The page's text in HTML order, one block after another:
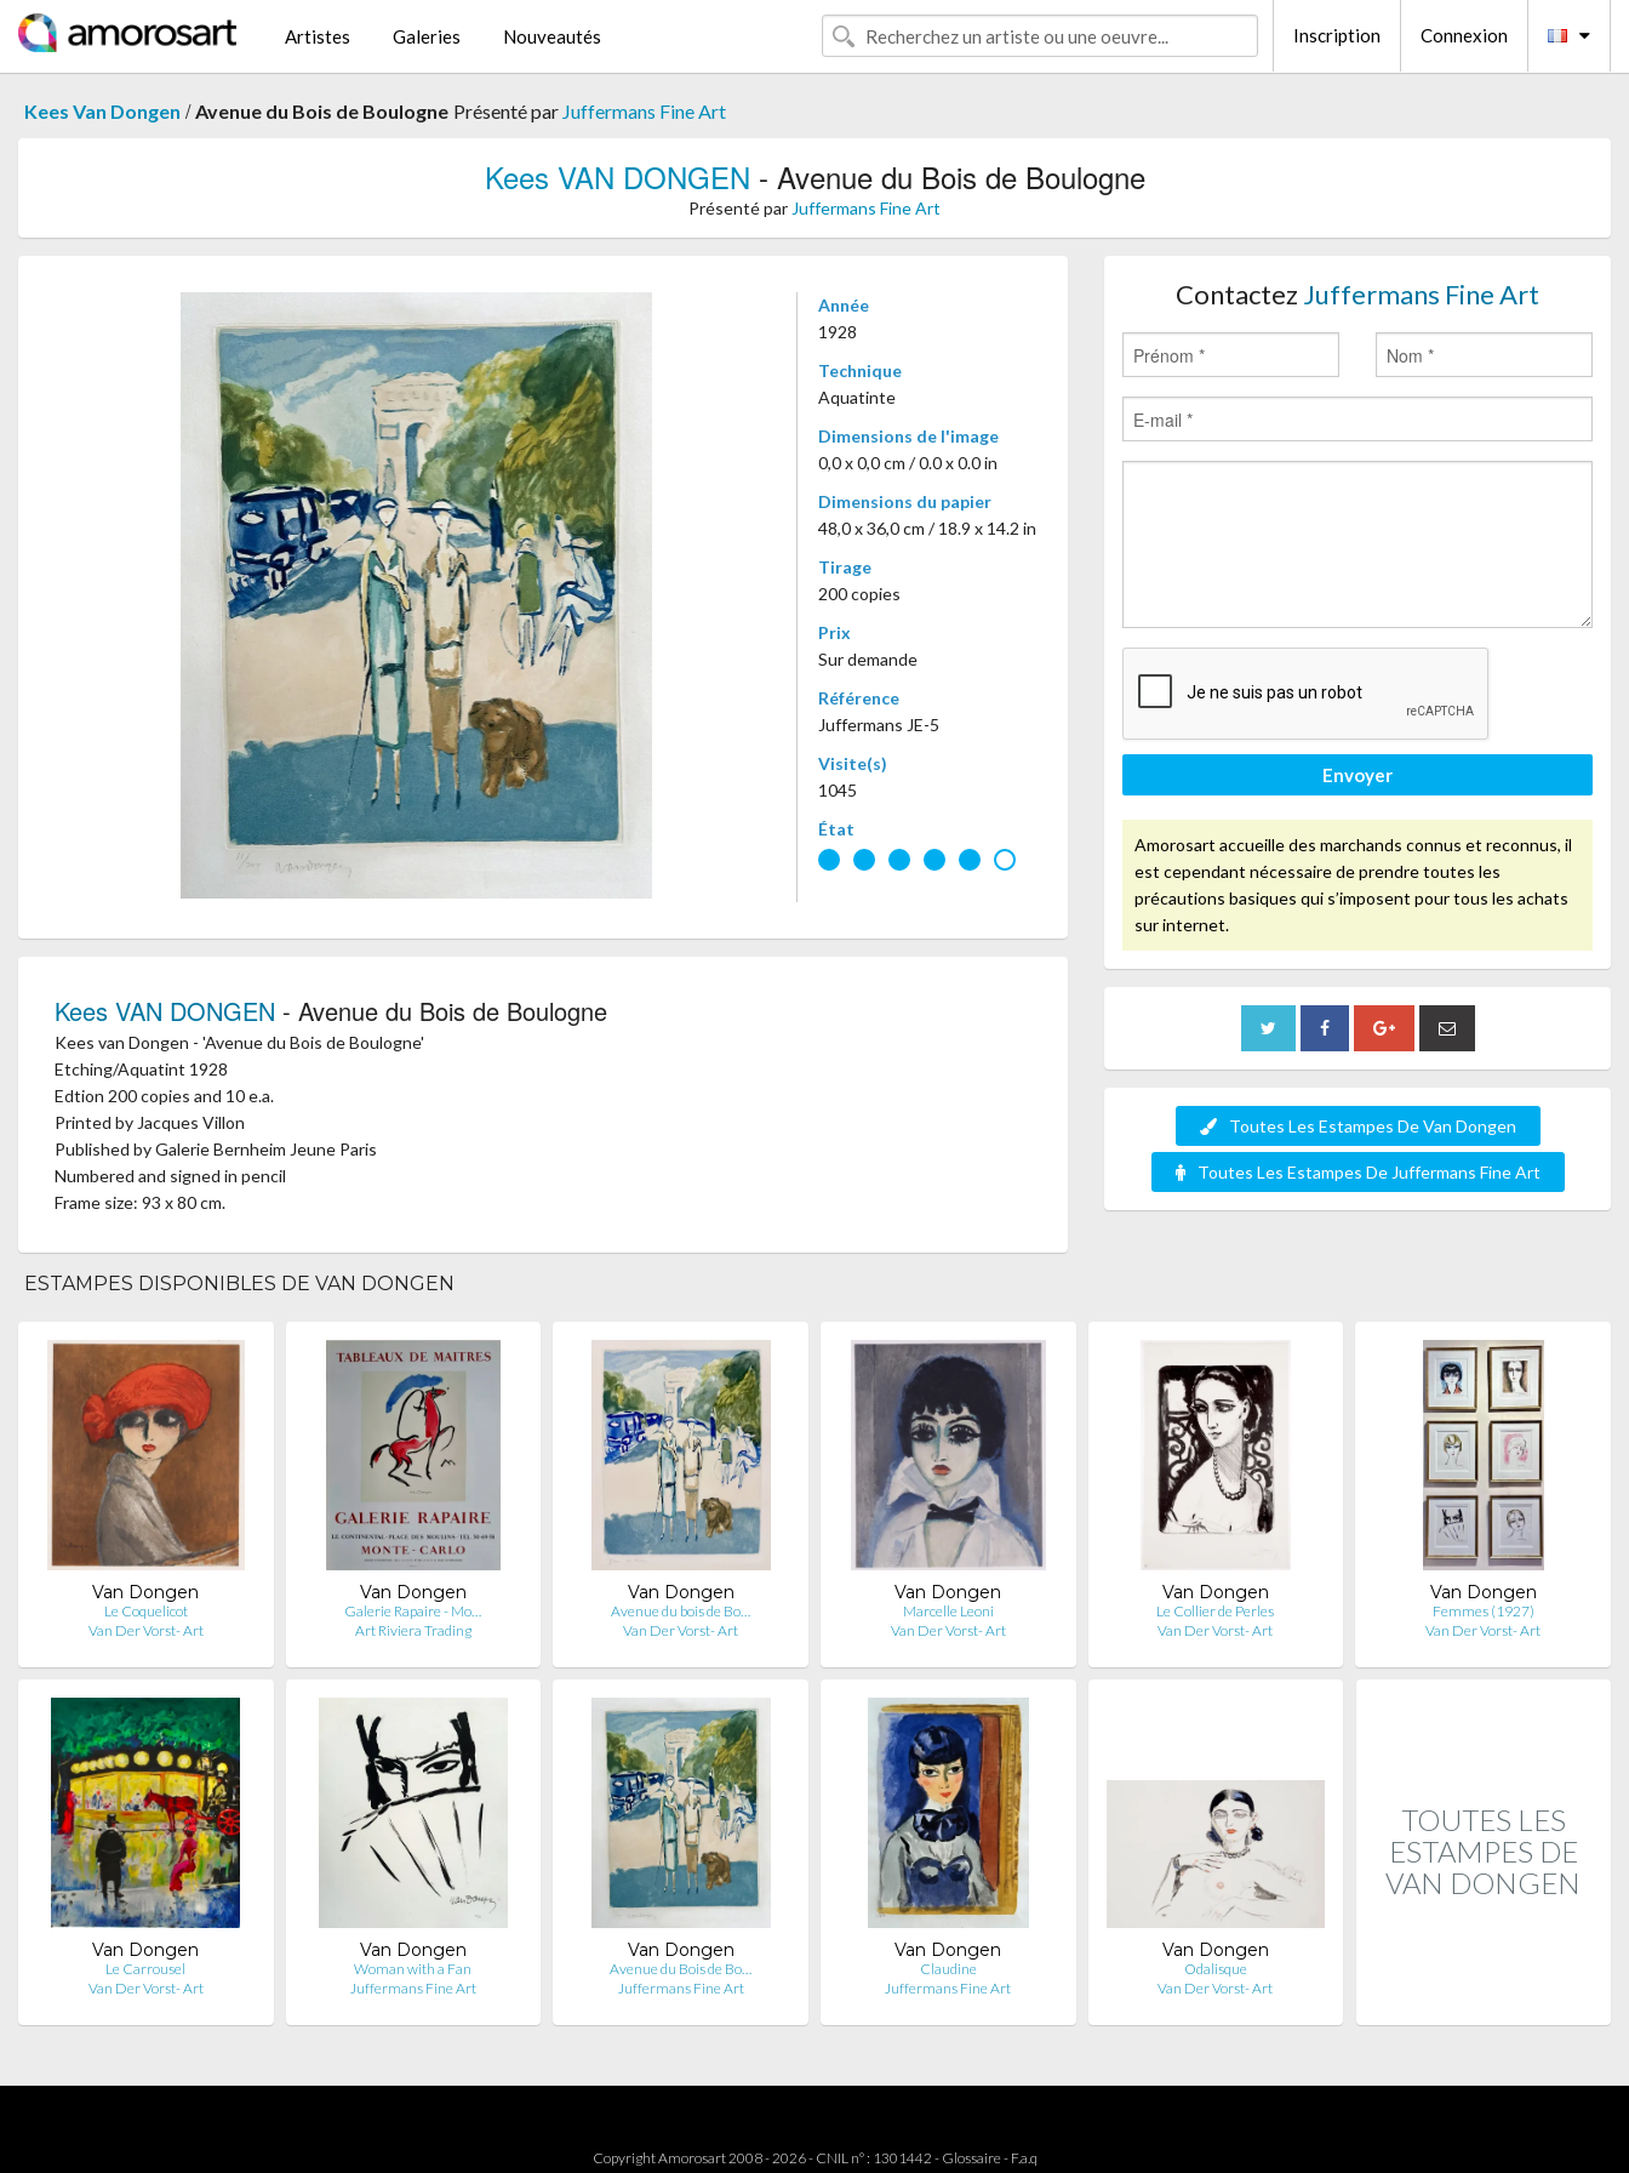
Artistes Galeries Nouveautés Inscription Connexion
Kees Van Dongen /Avenue du Bois de Boulogne Présenté par Juffermans Fine Art
Kees VAN DONGEN - Avenue du Bois de Boulogne
Présenté par Juffermans Fine Art
Année
1928
Technique
Aquatinte
Dimensions de l'image
0,0 x 0,0 cm / 0.0 x 0.0 in
Dimensions du papier
48,0 x 36,0 cm / 18.9 x 14.2 in
Tirage
200 copies
Prix
Sur demande
Référence
Juffermans JE-5
Visite(s)
1045
État
Kees VAN DONGEN - Avenue du Bois de Boulogne
Kees van Dongen - 'Avenue du Bois de Boulogne'
Etching/Aquatint 1928
Edtion 200 copies and 10 e.a.
Printed by Jacques Villon
Published by Galerie Bernheim Jeune Paris
Numbered and signed in pencil
Frame size: 93 x 80 cm.
Contactez Juffermans Fine Art
Envoyer
Amorosart accueille des marchands connus et reconnus, il
est cependant nécessaire de prendre toutes les
précautions basiques qui s’imposent pour tous les achats
sur internet.
Toutes Les Estampes De Van Dongen
Toutes Les Estampes De Juffermans Fine Art
ESTAMPES DISPONIBLES DE VAN DONGEN
Van Dongen
Le Coquelicot
Van Der Vorst- Art
Van Dongen
Galerie Rapaire - Mo…
Art Riviera Trading
Van Dongen
Avenue du bois de Bo…
Van Der Vorst- Art
Van Dongen
Marcelle Leoni
Van Der Vorst- Art
Van Dongen
Le Collier de Perles
Van Der Vorst- Art
Van Dongen
Femmes (1927)
Van Der Vorst- Art
Van Dongen
Le Carrousel
Van Der Vorst- Art
Van Dongen
Woman with a Fan
Juffermans Fine Art
Van Dongen
Avenue du Bois de Bo…
Juffermans Fine Art
Van Dongen
Claudine
Juffermans Fine Art
Van Dongen
Odalisque
Van Der Vorst- Art
TOUTES LES
ESTAMPES DE
VAN DONGEN
Copyright Amorosart 2008 - 2026 - CNIL n° : 1301442 - Glossaire- F.a.q